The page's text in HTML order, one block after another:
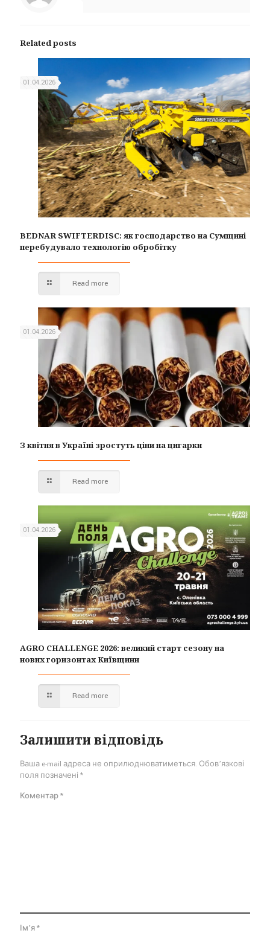
Related posts
01.04.2026
BEDNAR SWIFTERDISC: як господарство на Сумщині
перебудувало технологію обробітку
Read more
01.04.2026
З квітня в Україні зростуть ціни на цигарки
Read more
01.04.2026
AGRO CHALLENGE 2026: великий старт сезону на
нових горизонтах Київщини
Read more
Залишити відповідь
Ваша e-mail адреса не оприлюднюватиметься. Обов’язкові
поля позначені *
Коментар*
Ім'я*